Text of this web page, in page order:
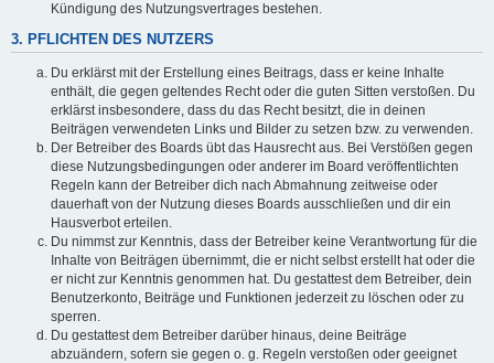
Kündigung des Nutzungsvertrages bestehen.
3. PFLICHTEN DES NUTZERS
Du erklärst mit der Erstellung eines Beitrags, dass er keine Inhalte
enthält, die gegen geltendes Recht oder die guten Sitten verstoßen. Du
erklärst insbesondere, dass du das Recht besitzt, die in deinen
Beiträgen verwendeten Links und Bilder zu setzen bzw. zu verwenden.
Der Betreiber des Boards übt das Hausrecht aus. Bei Verstößen gegen
diese Nutzungsbedingungen oder anderer im Board veröffentlichten
Regeln kann der Betreiber dich nach Abmahnung zeitweise oder
dauerhaft von der Nutzung dieses Boards ausschließen und dir ein
Hausverbot erteilen.
Du nimmst zur Kenntnis, dass der Betreiber keine Verantwortung für die
Inhalte von Beiträgen übernimmt, die er nicht selbst erstellt hat oder die
er nicht zur Kenntnis genommen hat. Du gestattest dem Betreiber, dein
Benutzerkonto, Beiträge und Funktionen jederzeit zu löschen oder zu
sperren.
Du gestattest dem Betreiber darüber hinaus, deine Beiträge
abzuändern, sofern sie gegen o. g. Regeln verstoßen oder geeignet